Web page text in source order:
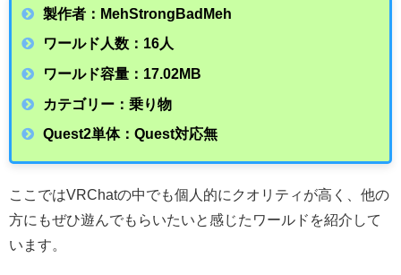
製作者：MehStrongBadMeh
ワールド人数：16人
ワールド容量：17.02 MB
カテゴリー：乗り物
Quest2単体：Quest対応無
ここではVRChatの中でも個人的にクオリティが高く、他の
方にもぜひ遊んでもらいたいと感じたワールドを紹介して
います。